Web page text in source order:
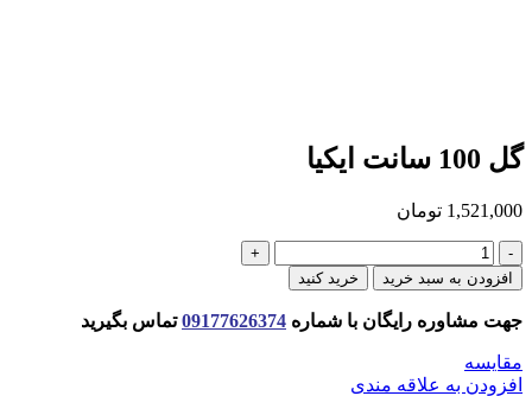
گل 100 سانت ايكيا
1,521,000 تومان
گل
100
سانت
ايكيا
افزودن به سبد خرید خرید کنید
جهت مشاوره رایگان با شماره 09177626374تماس بگیرید
مقایسه
افزودن به علاقه مندی